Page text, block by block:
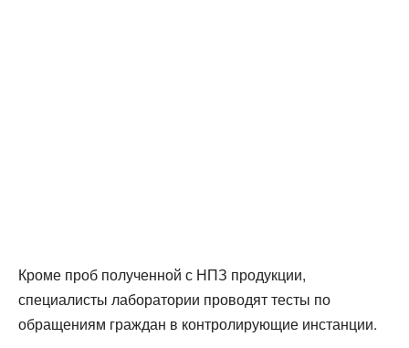
Кроме проб полученной с НПЗ продукции,
специалисты лаборатории проводят тесты по
обращениям граждан в контролирующие инстанции.